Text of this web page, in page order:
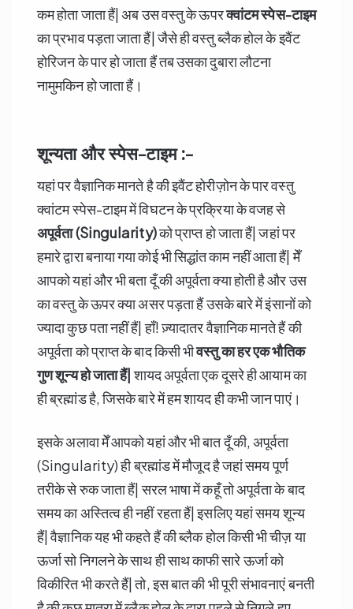
कम होता जाता हैं| अब उस वस्तु के ऊपरक्वांटम स्पेस-टाइम
का प्रभाव पड़ता जाता हैं| जैसे ही वस्तु ब्लैक होल के इवैंट
होरिजन के पार हो जाता हैं तब उसका दुबारा लौटना
नामुमकिन हो जाता हैं।
शून्यता और स्पेस-टाइम :-
यहां पर वैज्ञानिक मानते है की इवैंट होरीज़ोन के पार वस्तु
क्वांटम स्पेस-टाइम में विघटन के प्रक्रिया के वजह से
अपूर्वता (Singularity)को प्राप्त हो जाता हैं| जहां पर
हमारे द्वारा बनाया गया कोई भी सिद्धांत काम नहीं आता हैं| मेँ
आपको यहां और भी बता दूँ की अपूर्वता क्या होती है और उस
का वस्तु के ऊपर क्या असर पड़ता हैं उसके बारे में इंसानों को
ज्यादा कुछ पता नहीं हैं| हाँ! ज़्यादातर वैज्ञानिक मानते हैं की
अपूर्वता को प्राप्त के बाद किसी भीवस्तु का हर एक भौतिक
गुण शून्य हो जाता हैं|शायद अपूर्वता एक दूसरे ही आयाम का
ही ब्रह्मांड है, जिसके बारे में हम शायद ही कभी जान पाएं।
इसके अलावा मेँ आपको यहां और भी बात दूँ की, अपूर्वता
(Singularity) ही ब्रह्मांड में मौजूद है जहां समय पूर्ण
तरीके से रुक जाता हैं| सरल भाषा में कहूँ तो अपूर्वता के बाद
समय का अस्तित्व ही नहीं रहता हैं| इसलिए यहां समय शून्य
हैं| वैज्ञानिक यह भी कहते हैं की ब्लैक होल किसी भी चीज़ या
ऊर्जा सो निगलने के साथ ही साथ काफी सारे ऊर्जा को
विकीरित भी करते हैं| तो, इस बात की भी पूरी संभावनाएं बनती